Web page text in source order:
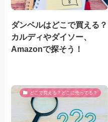
ダンベルはどこで買える？
カルディやダイソー、
Amazonで探そう！
どこで買える？どこに売ってる？